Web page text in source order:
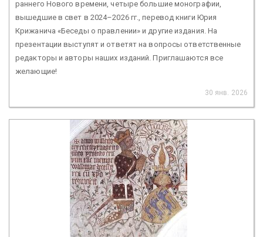
раннего Нового времени, четыре большие монографии,
вышедшие в свет в 2024–2026 гг., перевод книги Юрия
Крижанича «Беседы о правлении» и другие издания. На
презентации выступят и ответят на вопросы ответственные
редакторы и авторы наших изданий. Приглашаются все
желающие!
30 янв. 2026